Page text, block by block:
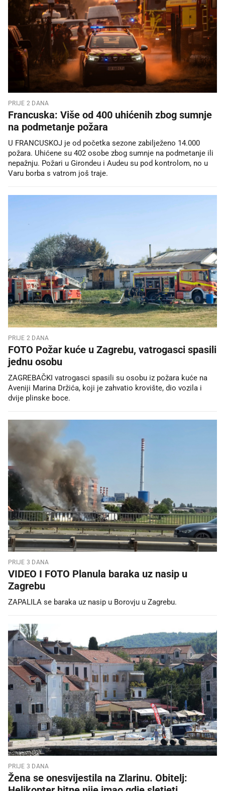
PRIJE 2 DANA
Francuska: Više od 400 uhićenih zbog sumnje
na podmetanje požara
U FRANCUSKOJ je od početka sezone zabilježeno 14.000
požara. Uhićene su 402 osobe zbog sumnje na podmetanje ili
nepažnju. Požari u Girondeu i Audeu su pod kontrolom, no u
Varu borba s vatrom još traje.
PRIJE 2 DANA
FOTO Požar kuće u Zagrebu, vatrogasci spasili
jednu osobu
ZAGREBAČKI vatrogasci spasili su osobu iz požara kuće na
Aveniji Marina Držića, koji je zahvatio krovište, dio vozila i
dvije plinske boce.
PRIJE 3 DANA
VIDEO I FOTO Planula baraka uz nasip u
Zagrebu
ZAPALILA se baraka uz nasip u Borovju u Zagrebu.
PRIJE 3 DANA
Žena se onesvijestila na Zlarinu. Obitelj: